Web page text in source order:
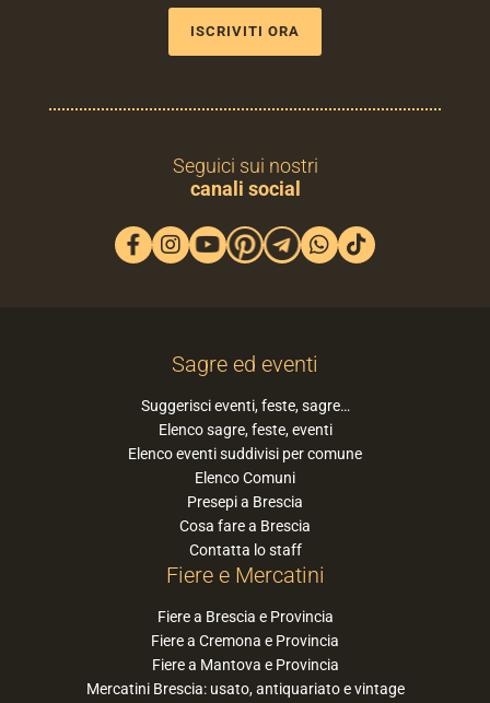
ISCRIVITI ORA
Seguici sui nostri
canali social
Sagre ed eventi
Suggerisci eventi, feste, sagre…
Elenco sagre, feste, eventi
Elenco eventi suddivisi per comune
Elenco Comuni
Presepi a Brescia
Cosa fare a Brescia
Contatta lo staff
Fiere e Mercatini
Fiere a Brescia e Provincia
Fiere a Cremona e Provincia
Fiere a Mantova e Provincia
Mercatini Brescia: usato, antiquariato e vintage